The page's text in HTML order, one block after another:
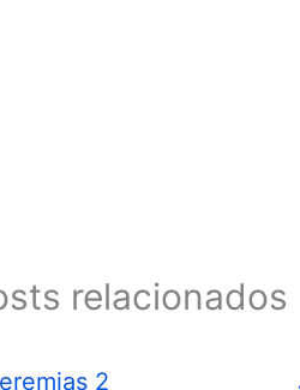
relacionados
2